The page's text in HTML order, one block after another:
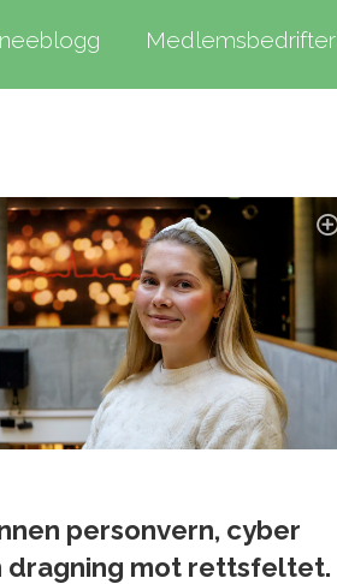
Medlemsbedrifter
personvern, cyber
dragning mot rettsfeltet.